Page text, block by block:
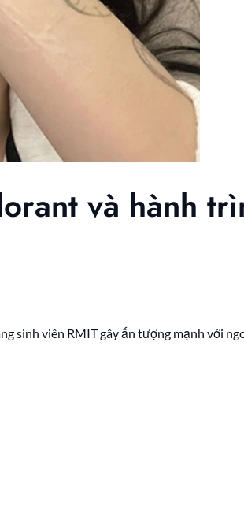
và hành
sinh viên RMIT gây ấn tượng mạnh với